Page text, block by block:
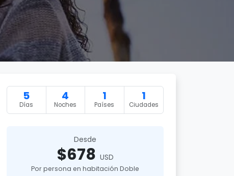
5
Días
4
Noches
1
Países
1
Ciudades
Desde
$678 USD
Por persona en habitación Doble